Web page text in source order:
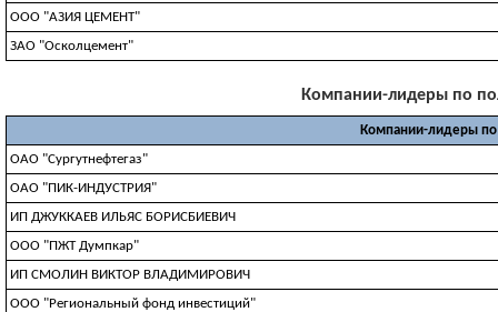
ООО "АЗИЯ ЦЕМЕНТ"
ЗАО "Осколцемент"
Компании-лидеры по
Компании-лидеры
ОАО "Сургутнефтегаз"
ОАО "ПИК-ИНДУСТРИЯ"
ИП ДЖУККАЕВ ИЛЬЯС БОРИСБИЕВИЧ
ООО "ПЖТ Думпкар"
ИП СМОЛИН ВИКТОР ВЛАДИМИРОВИЧ
ООО "Региональный фонд инвестиций"